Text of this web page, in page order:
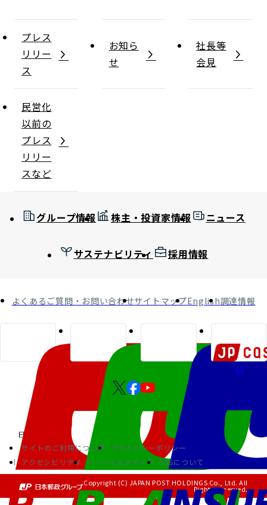
プレス
リリー
ス
お知ら
せ
社長等
会見
民営化
以前の
プレス
リリー
スなど
グループ情報 株主・投資家情報 ニュース
サステナビリティ 採用情報
よくあるご質問・お問い合わせサイトマップEnglish調達情報
サイトのご利用について
プライバシーポリシー
アクセシビリティ
ソーシャルメディア RSSについて
Copyright (C) JAPAN POST HOLDINGS Co., Ltd. All
Rights Reserved.